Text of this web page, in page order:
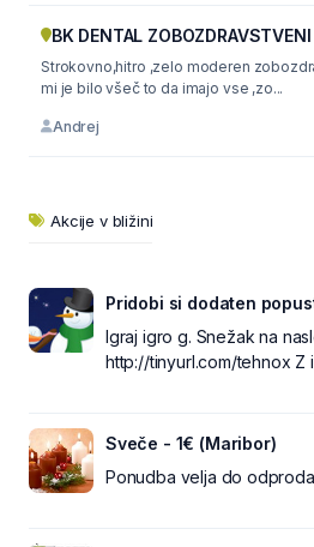
BK DENTAL ZOBOZDRAVSTVENI
Strokovno,hitro ,zelo moderen
mi je bilo všeč to da imajo vse ,zo...
Andrej
Akcije v bližini
Pridobi si dodaten
Igraj igro g. Snežak na
http://tinyurl.com/tehnox Z
Sveče - 1€ (Maribor)
Ponudba velja do